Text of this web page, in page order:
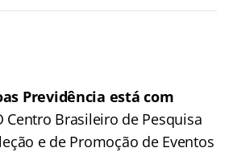
Previdência está com
Centro Brasileiro de Pesquisa
e de Promoção de Eventos